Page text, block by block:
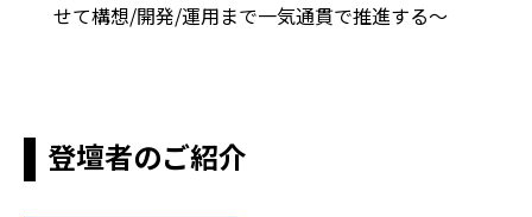
せて構想/開発/運用まで一気通貫で推進する〜
登壇者のご紹介